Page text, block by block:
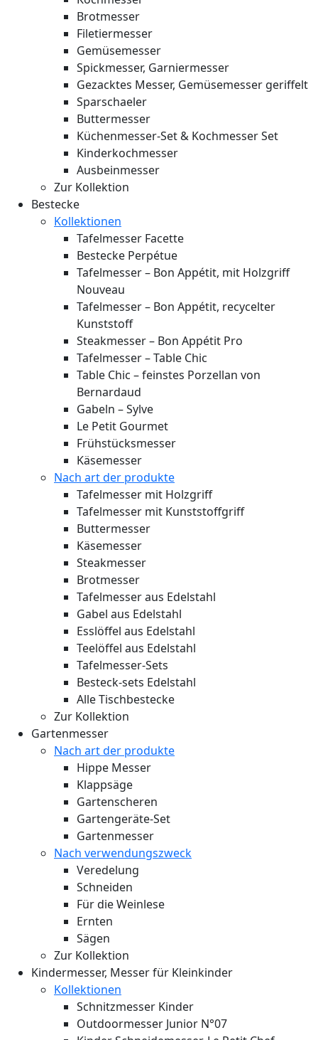
Brotmesser
Filetiermesser
Gemüsemesser
Spickmesser, Garniermesser
Gezacktes Messer, Gemüsemesser geriffelt
Sparschaeler
Buttermesser
Küchenmesser-Set & Kochmesser Set
Kinderkochmesser
Ausbeinmesser
Zur Kollektion
Bestecke
Kollektionen
Tafelmesser Facette
Bestecke Perpétue
Tafelmesser – Bon Appétit, mit Holzgriff
Nouveau
Tafelmesser – Bon Appétit, recycelter
Kunststoff
Steakmesser – Bon Appétit Pro
Tafelmesser – Table Chic
Table Chic – feinstes Porzellan von
Bernardaud
Gabeln – Sylve
Le Petit Gourmet
Frühstücksmesser
Käsemesser
Nach art der produkte
Tafelmesser mit Holzgriff
Tafelmesser mit Kunststoffgriff
Buttermesser
Käsemesser
Steakmesser
Brotmesser
Tafelmesser aus Edelstahl
Gabel aus Edelstahl
Esslöffel aus Edelstahl
Teelöffel aus Edelstahl
Tafelmesser-Sets
Besteck-sets Edelstahl
Alle Tischbestecke
Zur Kollektion
Gartenmesser
Nach art der produkte
Hippe Messer
Klappsäge
Gartenscheren
Gartengeräte-Set
Gartenmesser
Nach verwendungszweck
Veredelung
Schneiden
Für die Weinlese
Ernten
Sägen
Zur Kollektion
Kindermesser, Messer für Kleinkinder
Kollektionen
Schnitzmesser Kinder
Outdoormesser Junior N°07